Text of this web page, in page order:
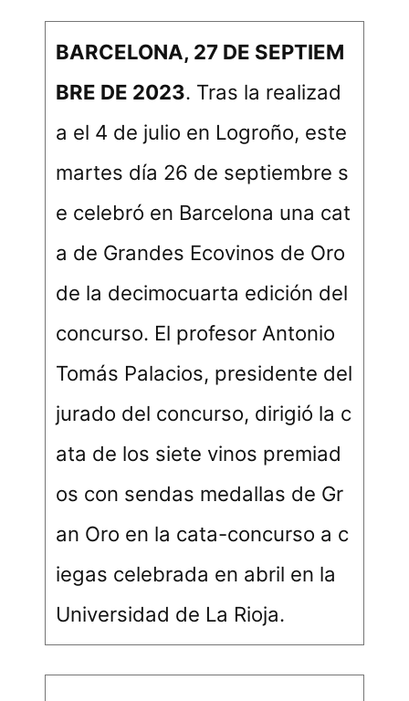
BARCELONA, 27 DE SEPTIEM
BRE DE 2023. Tras la realizad
a el 4 de julio en Logroño, este
martes día 26 de septiembre s
e celebró en Barcelona una cat
a de Grandes Ecovinos de Oro
de la decimocuarta edición del
concurso. El profesor Antonio
Tomás Palacios, presidente del
jurado del concurso, dirigió la c
ata de los siete vinos premiad
os con sendas medallas de Gr
an Oro en la cata-concurso a c
iegas celebrada en abril en la
Universidad de La Rioja.